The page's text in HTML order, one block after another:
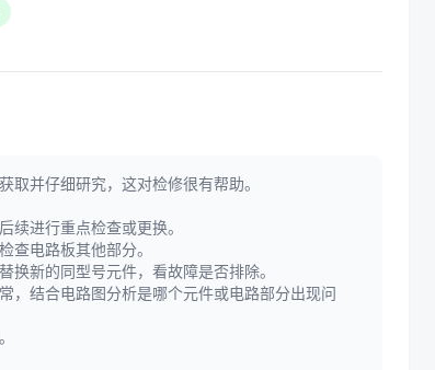
并仔细研究，这对检修很有帮助。
进行重点检查或更换。
电路板其他部分。
新的同型号元件，看故障是否排除。
，结合电路图分析是哪个元件或电路部分出现问